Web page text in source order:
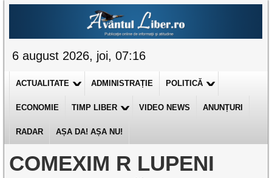
6 august 2026, joi, 07:16
ACTUALITATE ADMINISTRAȚIE POLITICĂ
ECONOMIE TIMP LIBER VIDEO NEWS ANUNȚURI
RADAR AȘA DA! AȘA NU!
COMEXIM R LUPENI